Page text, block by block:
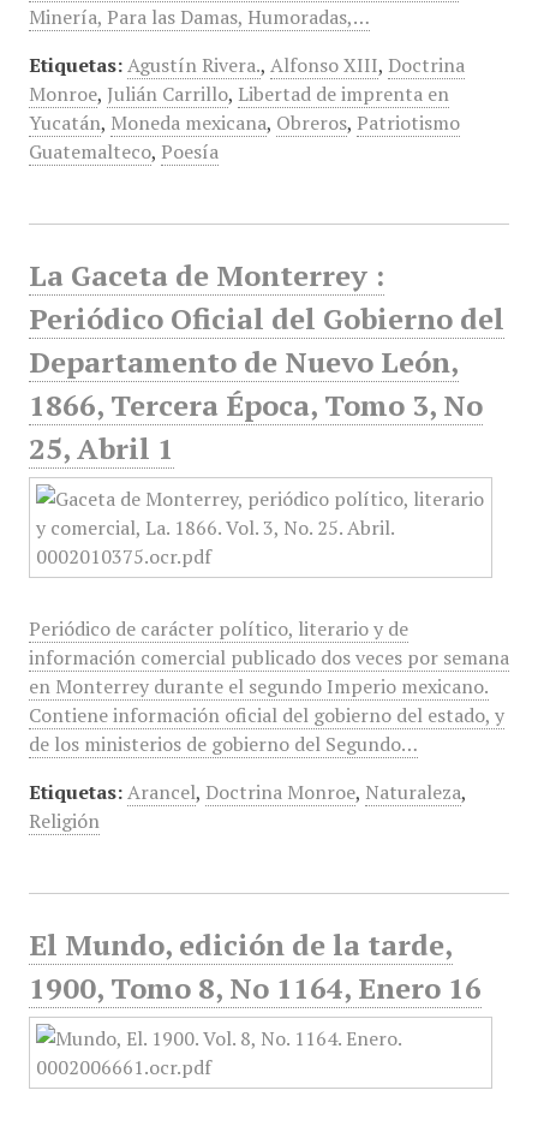
Minería, Para las Damas, Humoradas,…
Etiquetas: Agustín Rivera., Alfonso XIII, Doctrina
Monroe, Julián Carrillo, Libertad de imprenta en
Yucatán, Moneda mexicana, Obreros, Patriotismo
Guatemalteco, Poesía
La Gaceta de Monterrey :
Periódico Oficial del Gobierno del
Departamento de Nuevo León,
1866, Tercera Época, Tomo 3, No
25, Abril 1
Periódico de carácter político, literario y de
información comercial publicado dos veces por semana
en Monterrey durante el segundo Imperio mexicano.
Contiene información oficial del gobierno del estado, y
de los ministerios de gobierno del Segundo…
Etiquetas: Arancel, Doctrina Monroe, Naturaleza,
Religión
El Mundo, edición de la tarde,
1900, Tomo 8, No 1164, Enero 16